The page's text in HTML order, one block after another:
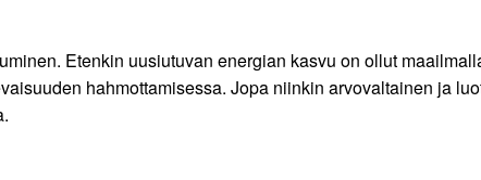
Etenkin uusiutuvan energian kasvu on ollut
hahmottamisessa. Jopa niinkin arvovaltainen ja